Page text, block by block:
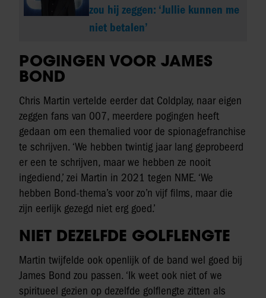
zou hij zeggen: ‘Jullie kunnen me
niet betalen’
POGINGEN VOOR JAMES
BOND
Chris Martin vertelde eerder dat Coldplay, naar eigen
zeggen fans van 007, meerdere pogingen heeft
gedaan om een themalied voor de spionagefranchise
te schrijven. ‘We hebben twintig jaar lang geprobeerd
er een te schrijven, maar we hebben ze nooit
ingediend,’ zei Martin in 2021 tegen NME. ‘We
hebben Bond-thema’s voor zo’n vijf films, maar die
zijn eerlijk gezegd niet erg goed.’
NIET DEZELFDE GOLFLENGTE
Martin twijfelde ook openlijk of de band wel goed bij
James Bond zou passen. ‘Ik weet ook niet of we
spiritueel gezien op dezelfde golflengte zitten als